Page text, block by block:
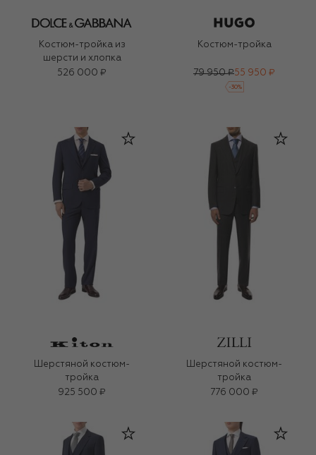
Костюм-тройка из
шерсти и хлопка
526 000 ₽
Костюм-тройка
79 950 ₽55 950 ₽
-30%
Шерстяной костюм-
тройка
925 500 ₽
Шерстяной костюм-
тройка
776 000 ₽